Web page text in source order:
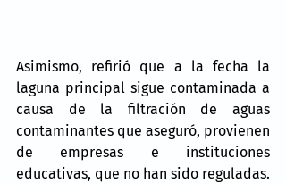
Asimismo, refirió que a la fecha la
laguna principal sigue contaminada a
causa de la filtración de aguas
contaminantes que aseguró, provienen
de empresas e instituciones
educativas, que no han sido reguladas.